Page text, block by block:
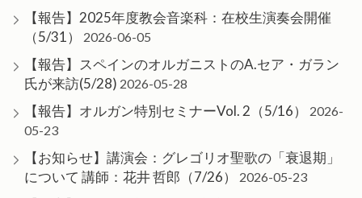
【報告】2025年度教会音楽科：在校生演奏会開催
（5/31）
2026-06-05
【報告】スペインのオルガニストのA.セア・ガラン
氏が来訪(5/28) 2026-05-28
【報告】オルガン特別セミナーVol. 2（5/16）
2026-
05-23
【お知らせ】講演会：グレゴリオ聖歌の「衰退期」
について 講師：花井 哲郎（7/26）
2026-05-23